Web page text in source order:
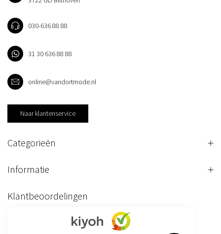
030-636 88 88
31 30 636 88 88
online@vandortmode.nl
Naar klantenservice
Categorieën
Informatie
Klantbeoordelingen